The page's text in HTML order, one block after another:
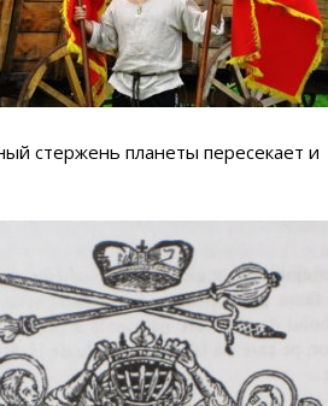
стержень планеты пересекает и